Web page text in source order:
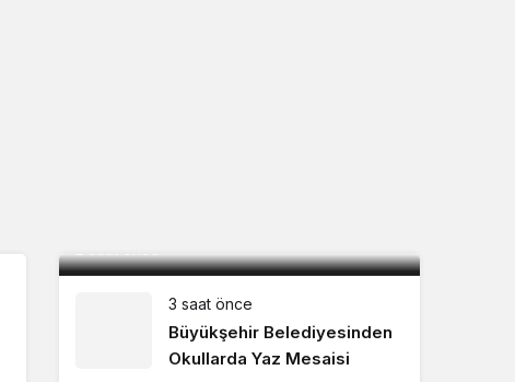
3 saat önce
Büyükşehir Belediyesinden
Okullarda Yaz Mesaisi